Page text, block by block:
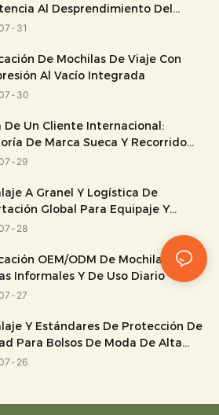
Al Desprendimiento Del
De PVC
31
De Mochilas De Viaje Con
Al Vacío Integrada
30
De Un Cliente Internacional:
De Marca Sueca Y Recorrido
Fábrica.
29
A Granel Y Logística De
Global Para Equipaje Y
28
OEM/ODM De Mochilas
Informales Y De Uso Diario
27
Y Estándares De Protección De
Para Bolsos De Moda De Alta
26